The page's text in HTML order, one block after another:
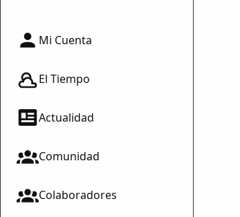
Mi Cuenta
El Tiempo
Actualidad
Comunidad
Colaboradores